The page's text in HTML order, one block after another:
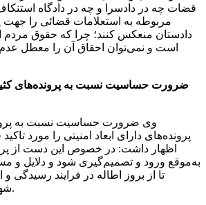
قضات چه در دادسرا و چه در دادگاه
مربوطه به استعلامات قضائی را جهت
دادستان منعکس کنند؛ چرا که حقوق مردم
است و نمی‌توان احقاق آن را معطل عدم
ضرورت حساسیت نسبت به پرونده‌های
وی ضرورت حساسیت نسبت به
پرونده‌های دارای ابعاد امنیتی را مورد
اظهار داشت: در خصوص این دست از
به‌موقع ورود و تصمیم‌گیری شود و دلایل و
تا از بروز اطاله در فرایند رسیدگی و
شهروندان جلوگیری شود.